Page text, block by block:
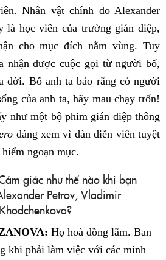
Nhân vật chính do Alexander
là học viên của trường gián điệp,
cho mục đích nằm vùng. Tuy
nhận được cuộc gọi từ người bố,
đời. Bố anh ta bảo rằng có người
của anh ta, hãy mau chạy trốn!
như một bộ phim gián điệp thông
đáng xem vì dàn diễn viên tuyệt
ngoạn mục.
giác như thế nào khi bạn
Petrov, Vladimir
Họ hoà đồng lắm. Ban
khi phải làm việc với các minh